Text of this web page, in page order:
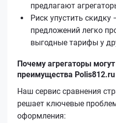
предлагают
Риск упустить скидку
предложений легко
выгодные тарифы у
Почему агрегаторы
преимущества Polis812.ru
Наш сервис сравнения
решает ключевые
оформления: